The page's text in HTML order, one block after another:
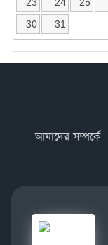
30
31
আমাদের সম্পর্কে